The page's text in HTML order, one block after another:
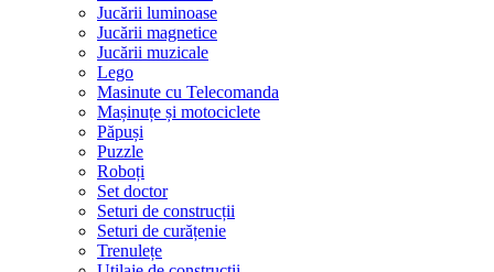
Jucării luminoase
Jucării magnetice
Jucării muzicale
Lego
Masinute cu Telecomanda
Mașinuțe și motociclete
Păpuși
Puzzle
Roboți
Set doctor
Seturi de construcții
Seturi de curățenie
Trenulețe